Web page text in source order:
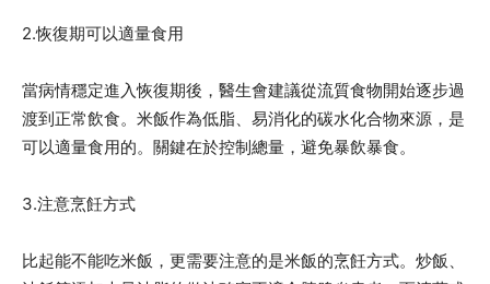
2.恢復期可以適量食用
當病情穩定進入恢復期後，醫生會建議從流質食物開始逐步過
渡到正常飲食。米飯作為低脂、易消化的碳水化合物來源，是
可以適量食用的。關鍵在於控制總量，避免暴飲暴食。
3.注意烹飪方式
比起能不能吃米飯，更需要注意的是米飯的烹飪方式。炒飯、